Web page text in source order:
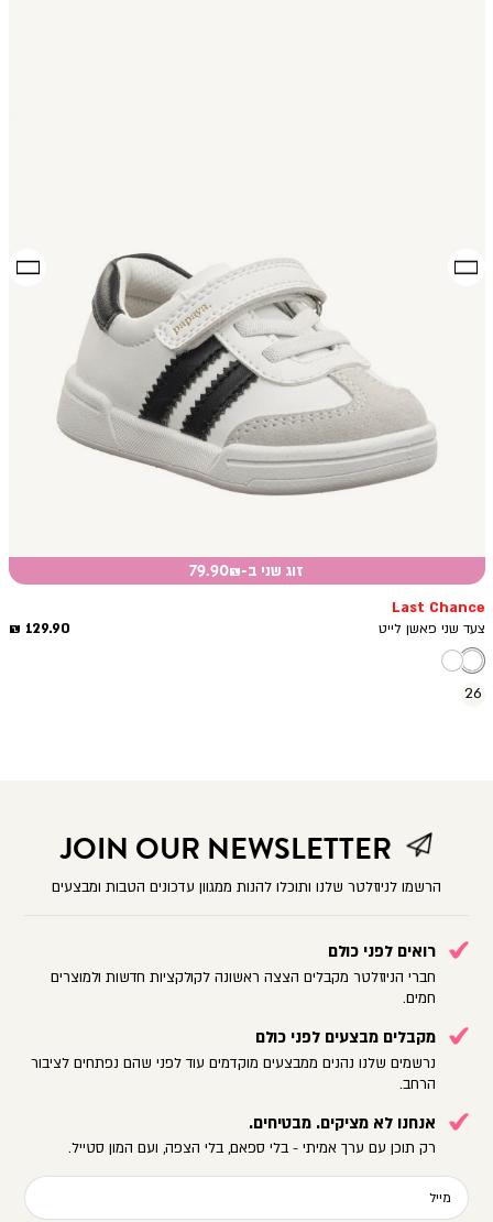
זוג שני ב-79.90₪
Last Chance
צעד שני פאשן לייט
מחיר
129.90 ₪
26
JOIN OUR NEWSLETTER
הרשמו לניוזלטר שלנו ותוכלו להנות ממגוון עדכונים הטבות ומבצעים
רואים לפני כולם
חברי הניוזלטר מקבלים הצצה ראשונה לקולקציות חדשות ולמוצרים
חמים.
מקבלים מבצעים לפני כולם
נרשמים שלנו נהנים ממבצעים מוקדמים עוד לפני שהם נפתחים לציבור
הרחב.
אנחנו לא מציקים. מבטיחים.
רק תוכן עם ערך אמיתי - בלי ספאם, בלי הצפה, ועם המון סטייל.
מייל